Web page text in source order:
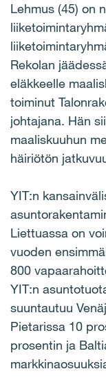
Lehmus (45) on
Rekolan
eläkkeelle
toiminut
johtajana. Hän
maaliskuuhun
häiriötön
YIT:n
Liettuassa on
vuoden
800
YIT:n
suuntautuu
Pietarissa 10
prosentin ja